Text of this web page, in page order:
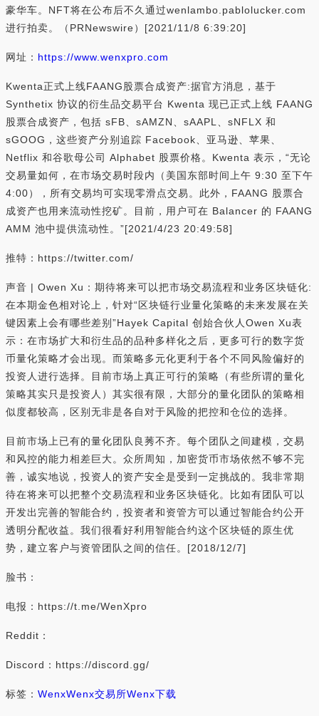
豪华车。NFT将在公布后不久通过wenlambo.pablolucker.com
进行拍卖。（PRNewswire）[2021/11/8 6:39:20]
网址： https://www.wenxpro.com
Kwenta正式上线FAANG股票合成资产:据官方消息，基于
Synthetix 协议的衍生品交易平台 Kwenta 现已正式上线 FAANG
股票合成资产，包括 sFB、sAMZN、sAAPL、sNFLX 和
sGOOG，这些资产分别追踪 Facebook、亚马逊、苹果、
Netflix 和谷歌母公司 Alphabet 股票价格。Kwenta 表示，“无论
交易量如何，在市场交易时段内（美国东部时间上午 9:30 至下午
4:00），所有交易均可实现零滑点交易。此外，FAANG 股票合
成资产也用来流动性挖矿。目前，用户可在 Balancer 的 FAANG
AMM 池中提供流动性。”[2021/4/23 20:49:58]
推特：https://twitter.com/
声音 | Owen Xu：期待将来可以把市场交易流程和业务区块链化:
在本期金色相对论上，针对“区块链行业量化策略的未来发展在关
键因素上会有哪些差别”Hayek Capital 创始合伙人Owen Xu表
示：在市场扩大和衍生品的品种多样化之后，更多可行的数字货
币量化策略才会出现。而策略多元化更利于各个不同风险偏好的
投资人进行选择。目前市场上真正可行的策略（有些所谓的量化
策略其实只是投资人）其实很有限，大部分的量化团队的策略相
似度都较高，区别无非是各自对于风险的把控和仓位的选择。
目前市场上已有的量化团队良莠不齐。每个团队之间建模，交易
和风控的能力相差巨大。众所周知，加密货币市场依然不够不完
善，诚实地说，投资人的资产安全是受到一定挑战的。我非常期
待在将来可以把整个交易流程和业务区块链化。比如有团队可以
开发出完善的智能合约，投资者和资管方可以通过智能合约公开
透明分配收益。我们很看好利用智能合约这个区块链的原生优
势，建立客户与资管团队之间的信任。[2018/12/7]
脸书：
电报：https://t.me/WenXpro
Reddit：
Discord：https://discord.gg/
标签： WenxWenx交易所Wenx下载